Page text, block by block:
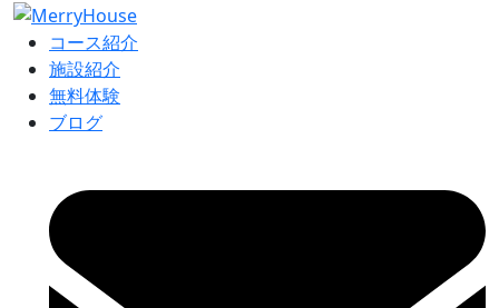
コース紹介
施設紹介
無料体験
ブログ